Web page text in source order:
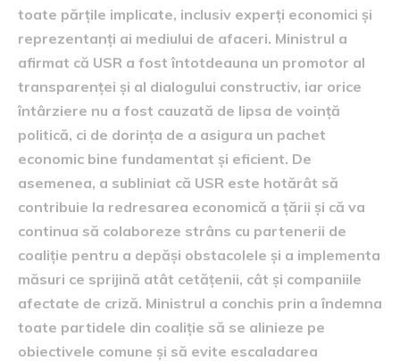
toate părțile implicate, inclusiv experți economici și
reprezentanți ai mediului de afaceri. Ministrul a
afirmat că USR a fost întotdeauna un promotor al
transparenței și al dialogului constructiv, iar orice
întârziere nu a fost cauzată de lipsa de voință
politică, ci de dorința de a asigura un pachet
economic bine fundamentat și eficient. De
asemenea, a subliniat că USR este hotărât să
contribuie la redresarea economică a țării și că va
continua să colaboreze strâns cu partenerii de
coaliție pentru a depăși obstacolele și a implementa
măsuri ce sprijină atât cetățenii, cât și companiile
afectate de criză. Ministrul a conchis prin a îndemna
toate partidele din coaliție să se alinieze pe
obiectivele comune și să evite escaladarea